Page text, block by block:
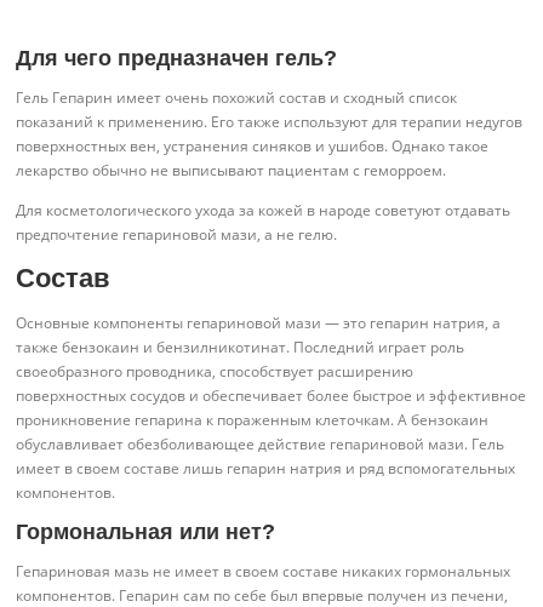
Для чего предназначен гель?
Гель Гепарин имеет очень похожий состав и сходный список
показаний к применению. Его также используют для терапии недугов
поверхностных вен, устранения синяков и ушибов. Однако такое
лекарство обычно не выписывают пациентам с геморроем.
Для косметологического ухода за кожей в народе советуют отдавать
предпочтение гепариновой мази, а не гелю.
Состав
Основные компоненты гепариновой мази — это гепарин натрия, а
также бензокаин и бензилникотинат. Последний играет роль
своеобразного проводника, способствует расширению
поверхностных сосудов и обеспечивает более быстрое и эффективное
проникновение гепарина к пораженным клеточкам. А бензокаин
обуславливает обезболивающее действие гепариновой мази. Гель
имеет в своем составе лишь гепарин натрия и ряд вспомогательных
компонентов.
Гормональная или нет?
Гепариновая мазь не имеет в своем составе никаких гормональных
компонентов. Гепарин сам по себе был впервые получен из печени,